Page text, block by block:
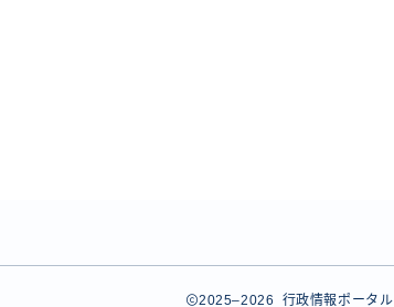
2025–2026 行政情報ポータル